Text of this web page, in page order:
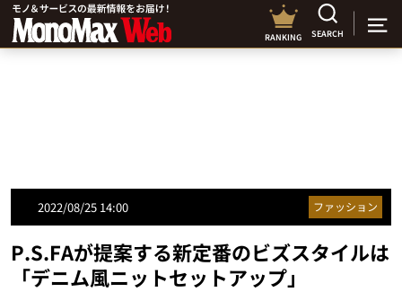
RANKING SEARCH
2022/08/25 14:00 ファッション
P.S.FAが提案する新定番のビズスタイルは
「デニム風ニットセットアップ」